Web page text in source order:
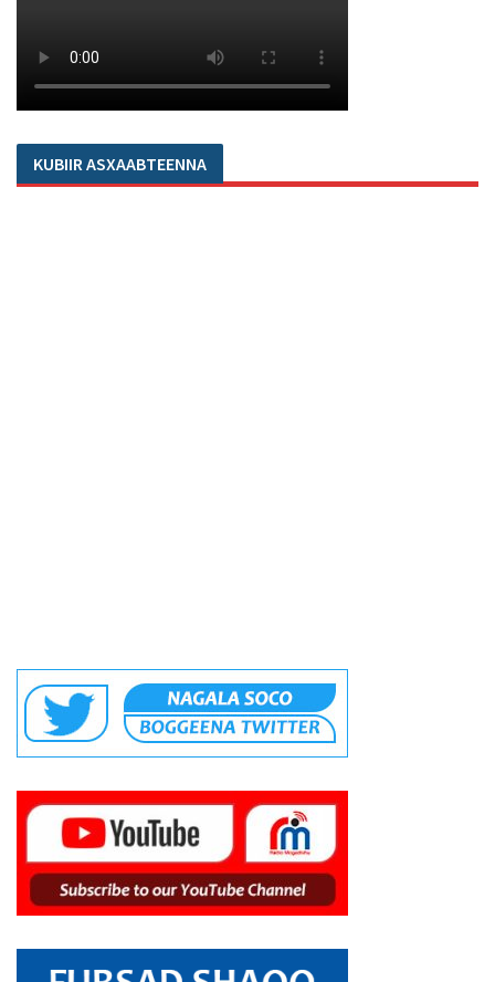
KUBIIR ASXAABTEENNA